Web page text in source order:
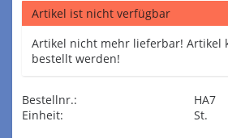
Artikel ist nicht verfügbar
Artikel nicht mehr lieferbar! Artikel
bestellt werden!
Bestellnr.:
HA7
Einheit:
St.